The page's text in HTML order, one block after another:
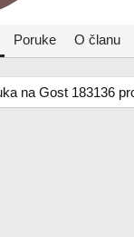
Poruke O članu
na Gost 183136